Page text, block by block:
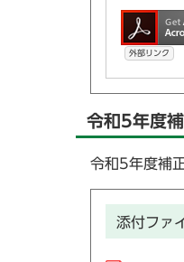
外部リンク
令和5年度
令和5年度補
添付ファ